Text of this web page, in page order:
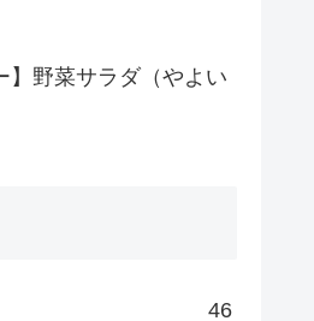
】野菜サラダ（やよい
46